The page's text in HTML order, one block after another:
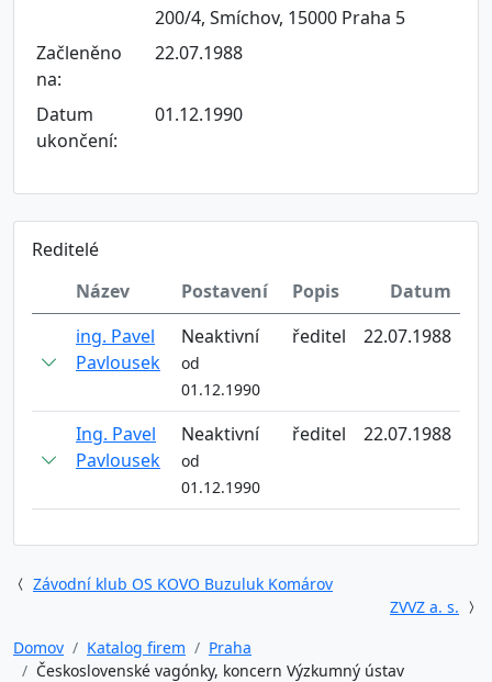
200/4, Smíchov, 15000 Praha 5
Začleněno
na:
22.07.1988
Datum
ukončení:
01.12.1990
Reditelé
Název
Postavení Popis
Datum
ing. Pavel
Pavlousek
Neaktivní
od
01.12.1990
ředitel 22.07.1988
Ing. Pavel
Pavlousek
Neaktivní
od
01.12.1990
ředitel 22.07.1988
Závodní klub OS KOVO Buzuluk Komárov
ZVVZ a. s.
Domov
Katalog firem
Praha
Československé vagónky, koncern Výzkumný ústav